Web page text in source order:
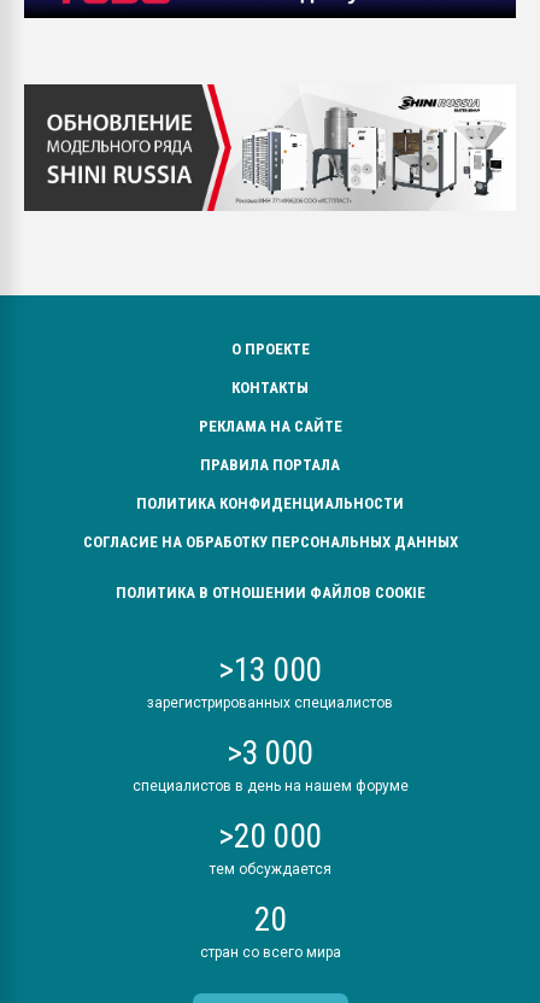
О ПРОЕКТЕ
КОНТАКТЫ
РЕКЛАМА НА САЙТЕ
ПРАВИЛА ПОРТАЛА
ПОЛИТИКА КОНФИДЕНЦИАЛЬНОСТИ
СОГЛАСИЕ НА ОБРАБОТКУ ПЕРСОНАЛЬНЫХ ДАННЫХ
ПОЛИТИКА В ОТНОШЕНИИ ФАЙЛОВ COOKIE
>13 000
зарегистрированных специалистов
>3 000
специалистов в день на нашем форуме
>20 000
тем обсуждается
20
стран со всего мира